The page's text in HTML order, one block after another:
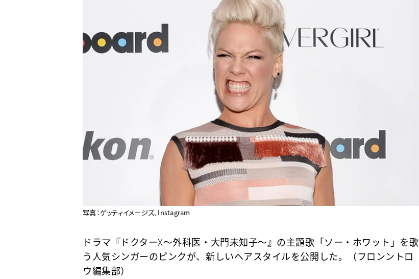
写真：ゲッティイメージズ、Instagram
ドラマ『ドクターX～外科医・大門未知子～』の主題歌「ソー・ホワット」を歌
う人気シンガーのピンクが、新しいヘアスタイルを公開した。（フロンントロ
ウ編集部）